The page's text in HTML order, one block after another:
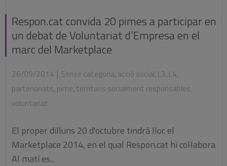
Respon.cat convida 20 pimes a participar en
un debat de Voluntariat d’Empresa en el
marc del Marketplace
26/09/2014 | Sense categoria, acció social, L3, L4,
partenariats, pime, territoris socialment responsables,
voluntariat
El proper dilluns 20 d'octubre tindrà lloc el
Marketplace 2014, en el qual Respon.cat hi col·labora
Al matí es...